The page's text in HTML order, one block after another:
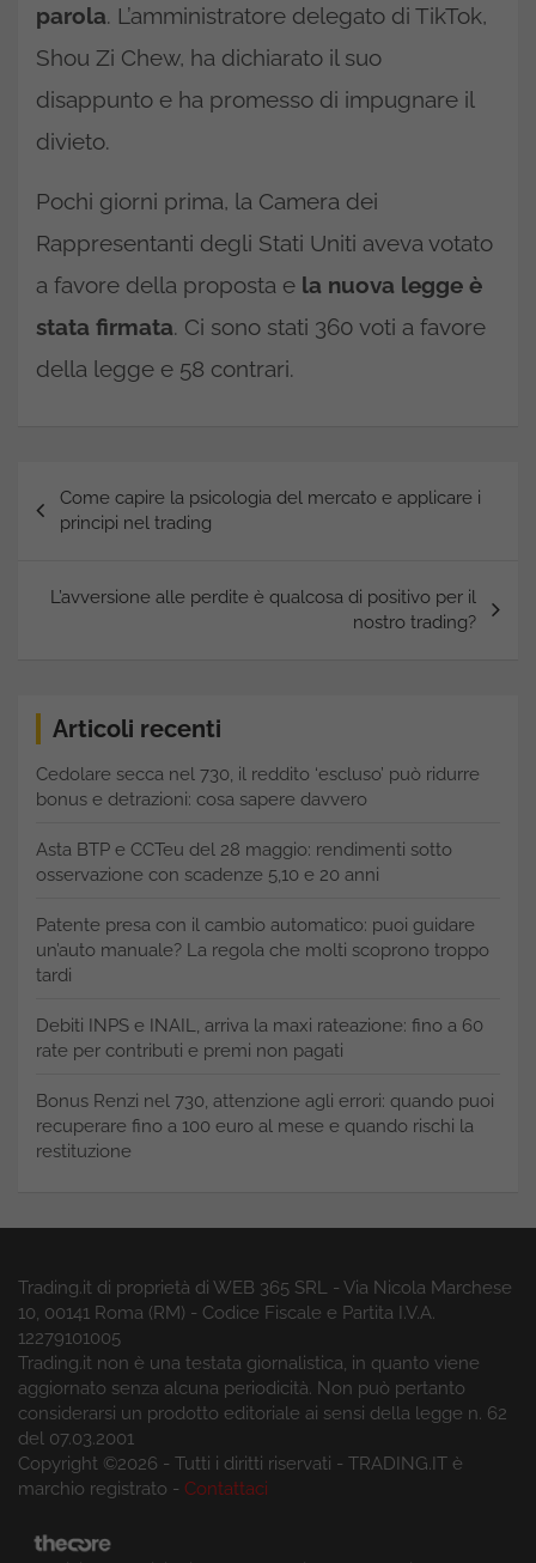
parola. L’amministratore delegato di TikTok,
Shou Zi Chew, ha dichiarato il suo
disappunto e ha promesso di impugnare il
divieto.
Pochi giorni prima, la Camera dei
Rappresentanti degli Stati Uniti aveva votato
a favore della proposta e la nuova legge è
stata firmata. Ci sono stati 360 voti a favore
della legge e 58 contrari.
articoli
Come capire la psicologia del mercato e applicare i
principi nel trading
L’avversione alle perdite è qualcosa di positivo per il
nostro trading?
Articoli recenti
Cedolare secca nel 730, il reddito ‘escluso’ può ridurre
bonus e detrazioni: cosa sapere davvero
Asta BTP e CCTeu del 28 maggio: rendimenti sotto
osservazione con scadenze 5,10 e 20 anni
Patente presa con il cambio automatico: puoi guidare
un’auto manuale? La regola che molti scoprono troppo
tardi
Debiti INPS e INAIL, arriva la maxi rateazione: fino a 60
rate per contributi e premi non pagati
Bonus Renzi nel 730, attenzione agli errori: quando puoi
recuperare fino a 100 euro al mese e quando rischi la
restituzione
Trading.it di proprietà di WEB 365 SRL - Via Nicola Marchese
10, 00141 Roma (RM) - Codice Fiscale e Partita I.V.A.
12279101005
Trading.it non è una testata giornalistica, in quanto viene
aggiornato senza alcuna periodicità. Non può pertanto
considerarsi un prodotto editoriale ai sensi della legge n. 62
del 07.03.2001
Copyright ©2026 - Tutti i diritti riservati - TRADING.IT è
marchio registrato - Contattaci